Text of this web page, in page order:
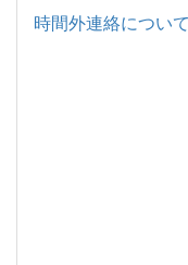
時間外連絡につい